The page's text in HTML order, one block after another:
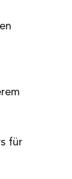
für